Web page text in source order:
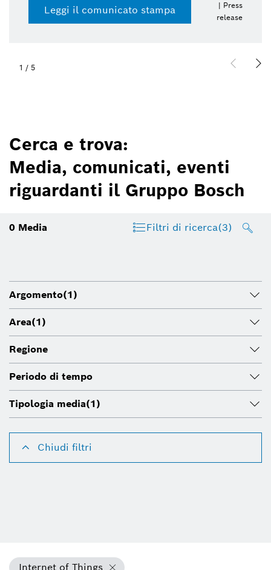
Leggi il comunicato stampa
| Press
release
1 / 5
Cerca e trova:
Media, comunicati, eventi
riguardanti il Gruppo Bosch
0 Media Filtri di ricerca(3)
Argomento(1)
Area(1)
Regione
Periodo di tempo
Tipologia media(1)
Chiudi filtri
Internet of Things